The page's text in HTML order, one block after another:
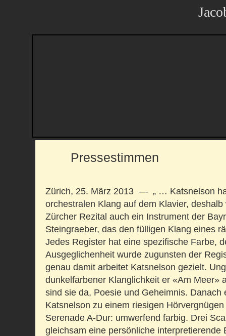
Pressestimmen
Zürich, 25. März 2013 — „ … Katsnelson
orchestralen Klang auf dem Klavier,
Zürcher Rezital auch ein Instrument der
Steingraeber, das den fülligen Klang eines
Jedes Register hat eine spezifische Farbe,
Ausgeglichenheit wurde zugunsten der
genau damit arbeitet Katsnelson gezielt.
dunkelfarbener Klanglichkeit er «Am Meer»
sind sie da, Poesie und Geheimnis. Danach
Katsnelson zu einem riesigen
Serenade A-Dur: umwerfend farbig. Drei
gleichsam eine persönliche interpretierende